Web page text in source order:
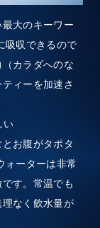
大のキーワー
吸収できるので
カラダへのな
ィーを加速さ
い
お腹がタポタ
ォーターは非常
す。常温でも
なく飲水量が